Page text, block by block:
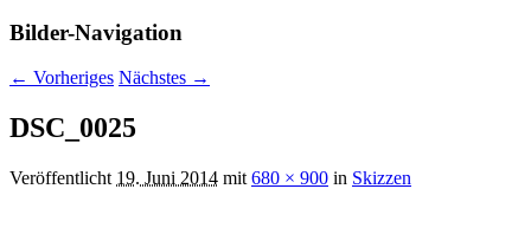
Bilder-Navigation
← Vorheriges Nächstes →
DSC_0025
Veröffentlicht 19. Juni 2014 mit 680 × 900 in Skizzen